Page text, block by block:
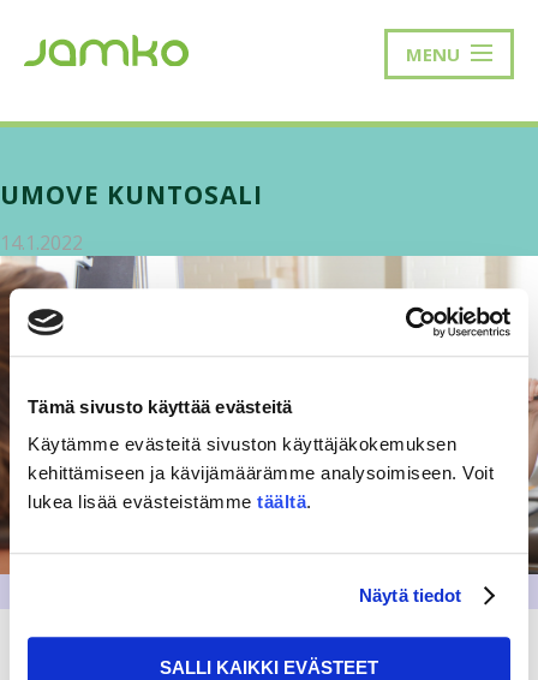
Tämä sivusto käyttää evästeitä
Käytämme evästeitä sivuston käyttäjäkokemuksen
kehittämiseen ja kävijämäärämme analysoimiseen. Voit
lukea lisää evästeistämme täältä.
Näytä tiedot
SALLI KAIKKI EVÄSTEET
MENU
UMOVE KUNTOSALI
14.1.2022